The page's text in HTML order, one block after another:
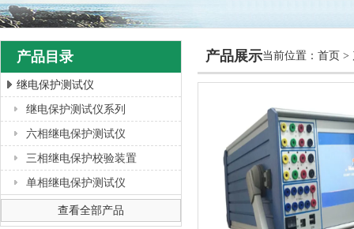
上海徐吉电气有限公司
产品目录
继电保护测试仪
继电保护测试仪系列
六相继电保护测试仪
三相继电保护校验装置
单相继电保护测试仪
查看全部产品
产品展示当前位置： 首页 >